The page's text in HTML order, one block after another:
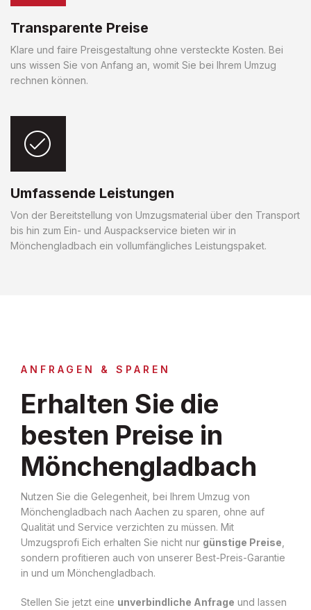
Transparente Preise
Klare und faire Preisgestaltung ohne versteckte Kosten. Bei
uns wissen Sie von Anfang an, womit Sie bei Ihrem Umzug
rechnen können.
Umfassende Leistungen
Von der Bereitstellung von Umzugsmaterial über den Transport
bis hin zum Ein- und Auspackservice bieten wir in
Mönchengladbach ein vollumfängliches Leistungspaket.
ANFRAGEN & SPAREN
Erhalten Sie die
besten Preise in
Mönchengladbach
Nutzen Sie die Gelegenheit, bei Ihrem Umzug von
Mönchengladbach nach Aachen zu sparen, ohne auf
Qualität und Service verzichten zu müssen. Mit
Umzugsprofi Eich erhalten Sie nicht nur günstige Preise
sondern profitieren auch von unserer Best-Preis-Garantie
in und um Mönchengladbach.
Stellen Sie jetzt eine unverbindliche Anfrage und lassen